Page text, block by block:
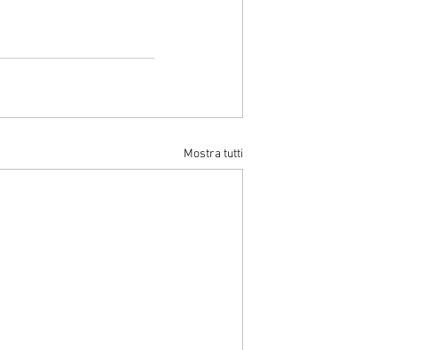
Mostra tutti